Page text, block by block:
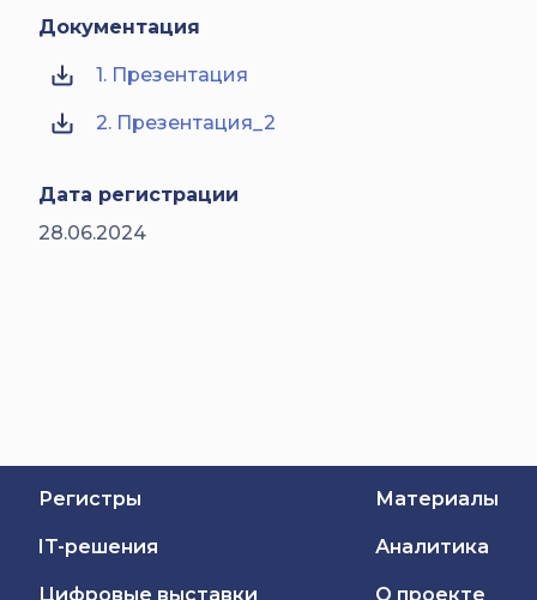
Документация
1. Презентация
2. Презентация_2
Дата регистрации
28.06.2024
Регистры
IT-решения
Цифровые выставки
Материалы
Аналитика
О проекте